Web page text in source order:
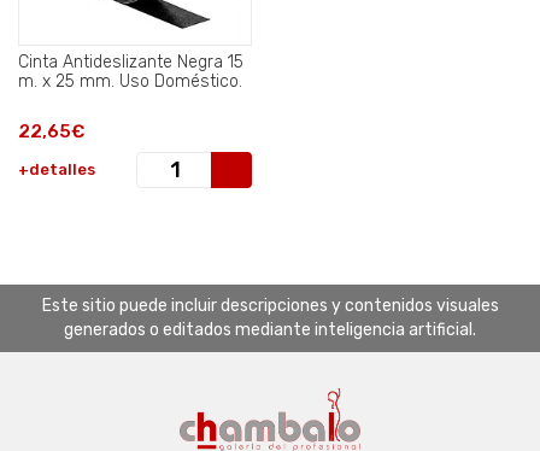
Cinta Antideslizante Negra 15
m. x 25 mm. Uso Doméstico.
22,65€
+detalles
Este sitio puede incluir descripciones y contenidos visuales
generados o editados mediante inteligencia artificial.